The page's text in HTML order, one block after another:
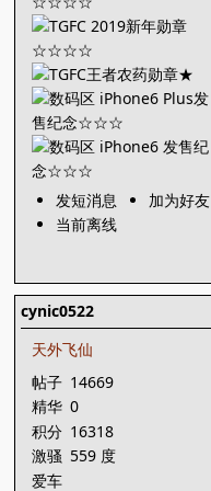
发短消息
加为好友
当前离线
cynic0522
天外飞仙
帖子 14669
精华 0
积分 16318
激骚 559 度
爱车